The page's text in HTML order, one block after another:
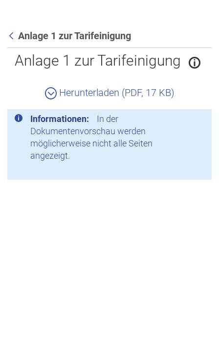
Zurück
Anlage 1 zur Tarifeinigung
Anlage 1 zur Tarifeinigung
Herunterladen (PDF, 17 KB)
Informationen:
In der
Dokumentenvorschau werden
möglicherweise nicht alle Seiten
angezeigt.